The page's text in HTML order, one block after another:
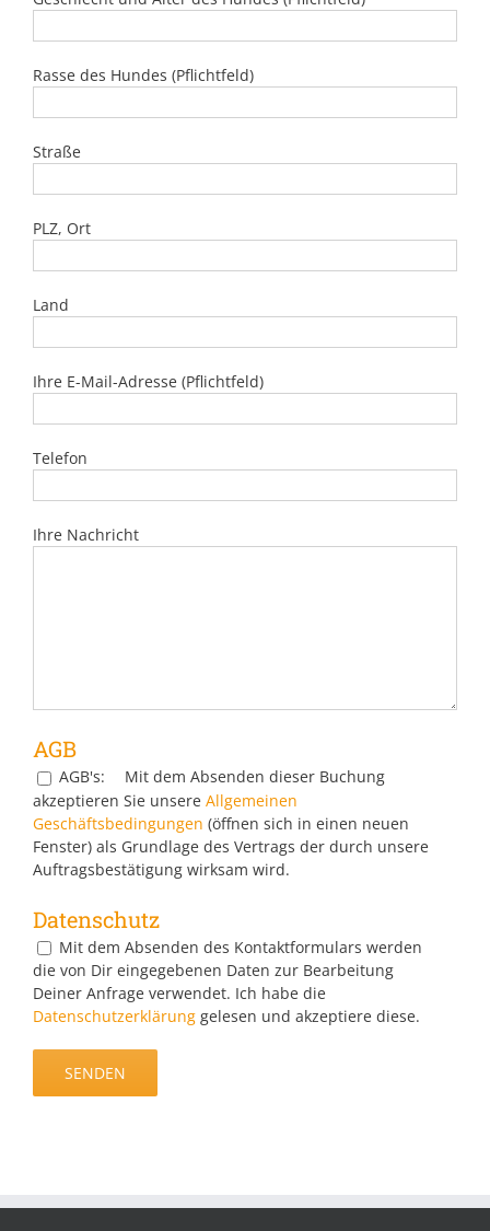
Rasse des Hundes (Pflichtfeld)
Straße
PLZ, Ort
Land
Ihre E-Mail-Adresse (Pflichtfeld)
Telefon
Ihre Nachricht
AGB
AGB's:
Mit dem Absenden dieser Buchung
akzeptieren Sie unsere Allgemeinen
Geschäftsbedingungen (öffnen sich in einen neuen
Fenster) als Grundlage des Vertrags der durch unsere
Auftragsbestätigung wirksam wird.
Datenschutz
Mit dem Absenden des Kontaktformulars werden
die von Dir eingegebenen Daten zur Bearbeitung
Deiner Anfrage verwendet. Ich habe die
Datenschutzerklärung gelesen und akzeptiere diese.